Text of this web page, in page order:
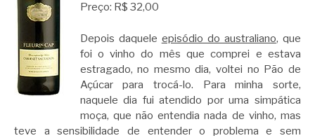
Preço: R$ 32,00
Depois daquele episódio do australiano, que
foi o vinho do mês que comprei e estava
estragado, no mesmo dia, voltei no Pão de
Açúcar para trocá-lo. Para minha sorte,
naquele dia fui atendido por uma simpática
moça, que não entendia nada de vinho, mas
teve a sensibilidade de entender o problema e sem